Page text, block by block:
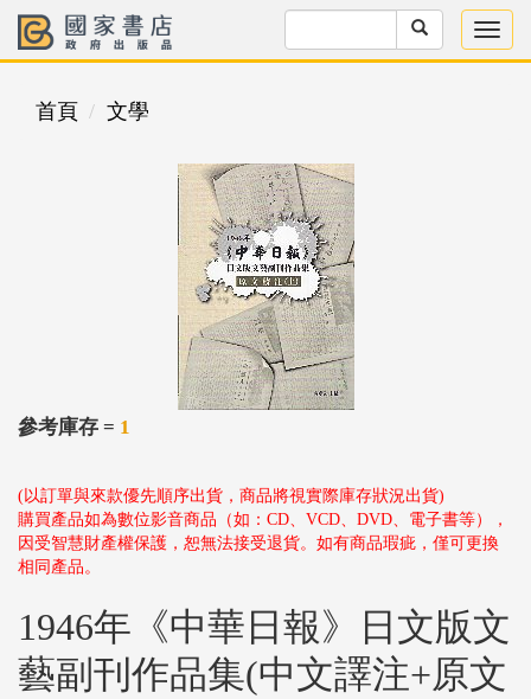
首頁 文學
參考庫存 = 1
(以訂單與來款優先順序出貨，商品將視實際庫存狀況出貨)
購買產品如為數位影音商品（如：CD、VCD、DVD、電子書等），
因受智慧財產權保護，恕無法接受退貨。如有商品瑕疵，僅可更換
相同產品。
1946年《中華日報》日文版文
藝副刊作品集(中文譯注+原文